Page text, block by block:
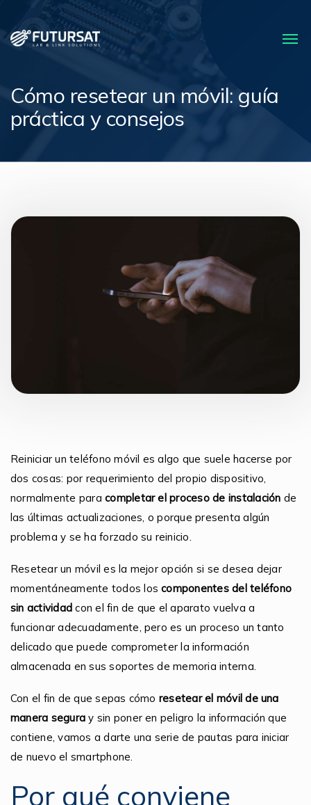
Cómo resetear un móvil: guía
práctica y consejos
Reiniciar un teléfono móvil es algo que suele hacerse por
dos cosas: por requerimiento del propio dispositivo,
normalmente paracompletar el proceso de instalación de
las últimas actualizaciones, o porque presenta algún
problema y se ha forzado su reinicio.
Resetear un móvil es la mejor opción si se desea dejar
momentáneamente todos loscomponentes del teléfono
sin actividad con el fin de que el aparato vuelva a
funcionar adecuadamente, pero es un proceso un tanto
delicado que puede comprometer la información
almacenada en sus soportes de memoria interna.
Con el fin de que sepas cómo resetear el móvil de una
manera segura y sin poner en peligro la información que
contiene, vamos a darte una serie de pautas para iniciar
de nuevo el smartphone.
Por qué conviene